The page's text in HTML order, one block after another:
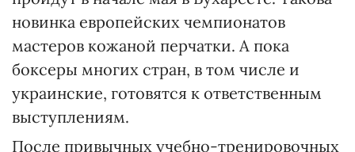
новинка европейских чемпионатов
мастеров кожаной перчатки. А пока
боксеры многих стран, в том числе и
украинские, готовятся к ответственным
выступлениям.
После привычных учебно-тренировочных